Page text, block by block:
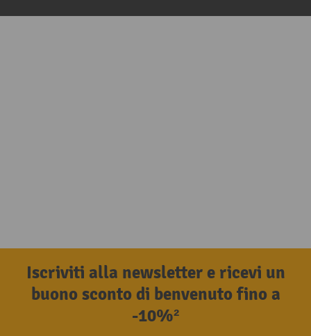
Iscriviti alla newsletter e ricevi un
buono sconto di benvenuto fino a
-10%²